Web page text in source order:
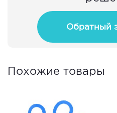
Обратный
Похожие товары